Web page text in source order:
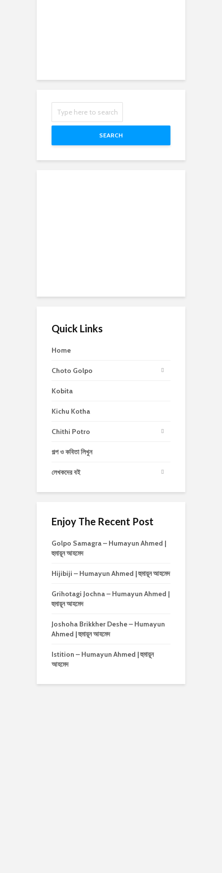
SEARCH
Quick Links
Home
Choto Golpo
Kobita
Kichu Kotha
Chithi Potro
গল্প ও কবিতা লিখুন
লেখকদের বই
Enjoy The Recent Post
Golpo Samagra – Humayun Ahmed |
হুমায়ূন আহমেদ
Hijibiji – Humayun Ahmed | হুমায়ূন আহমেদ
Grihotagi Jochna – Humayun Ahmed |
হুমায়ূন আহমেদ
Joshoha Brikkher Deshe – Humayun
Ahmed | হুমায়ূন আহমেদ
Istition – Humayun Ahmed | হুমায়ূন
আহমেদ